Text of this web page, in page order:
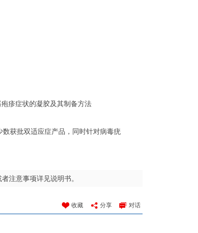
疹症状的凝胶及其制备方法
获批双适应症产品，同时针对病毒疣
注意事项详见说明书。
收藏 分享 对话